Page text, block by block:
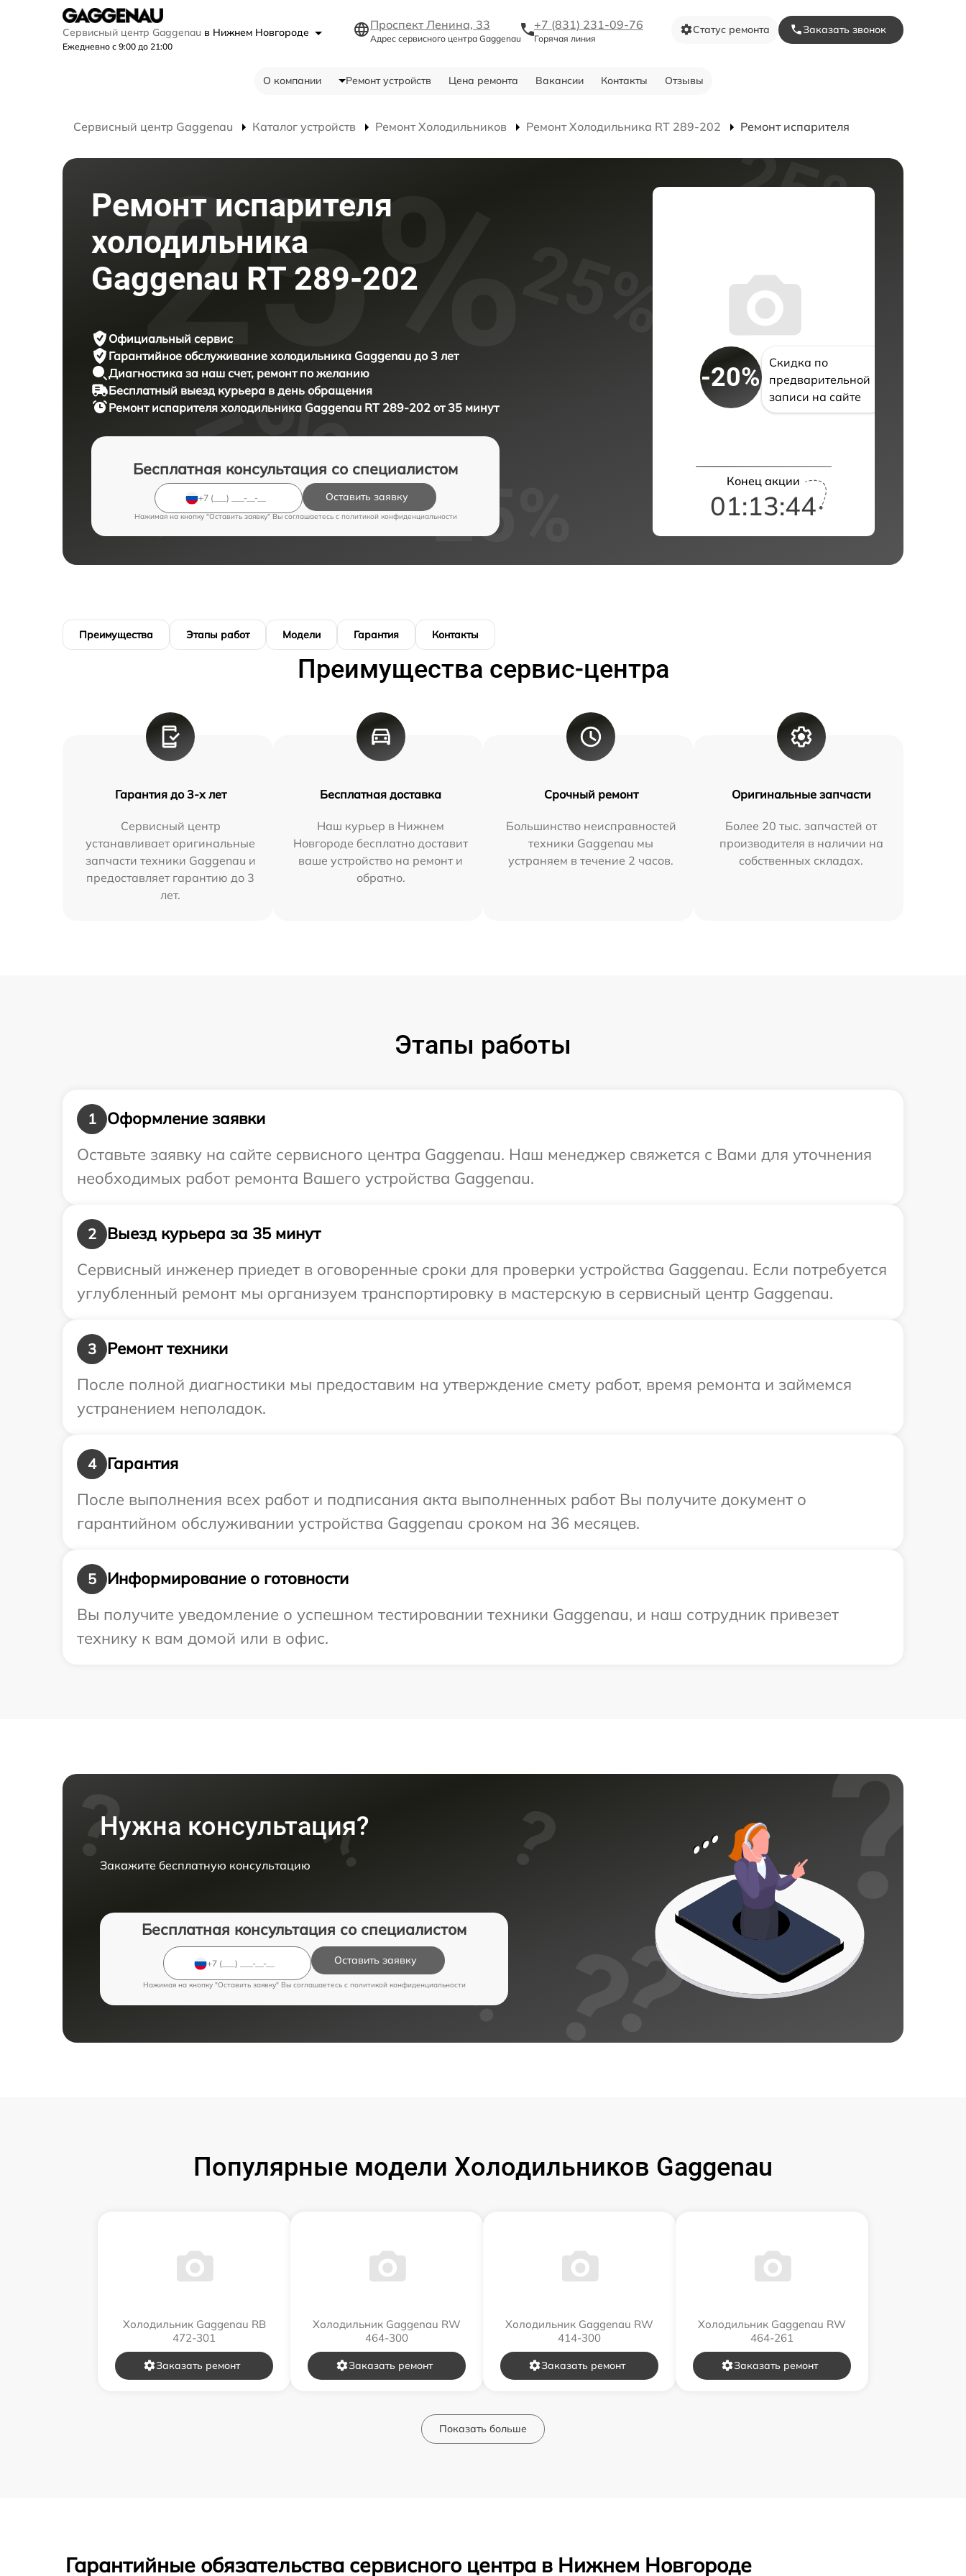
Сервисный центр Gaggenau в Нижнем Новгороде
Ежедневно с 9:00 до 21:00
Проспект Ленина, 33
Адрес сервисного центра Gaggenau
+7 (831) 231-09-76
Горячая линия
Статус ремонта Заказать звонок
О компании Ремонт устройств Цена ремонта Вакансии Контакты Отзывы
Сервисный центр Gaggenau Каталог устройств Ремонт Холодильников Ремонт Холодильника RT 289-202 Ремонт испарителя
Ремонт испарителя
холодильника
Gaggenau RT 289-202
Официальный сервис
Гарантийное обслуживание холодильника Gaggenau до 3 лет
Диагностика за наш счет, ремонт по желанию
Бесплатный выезд курьера в день обращения
Ремонт испарителя холодильника Gaggenau RT 289-202 от 35 минут
Бесплатная консультация со специалистом
Оставить заявку
Нажимая на кнопку "Оставить заявку" Вы соглашаетесь c политикой конфиденциальности
-20%
Скидка по
предварительной
записи на сайте
Конец акции
01:13:42
Преимущества Этапы работ Модели Гарантия Контакты
Преимущества сервис-центра
Гарантия до 3-х лет
Сервисный центр
устанавливает оригинальные
запчасти техники Gaggenau и
предоставляет гарантию до 3
лет.
Бесплатная доставка
Наш курьер в Нижнем
Новгороде бесплатно доставит
ваше устройство на ремонт и
обратно.
Срочный ремонт
Большинство неисправностей
техники Gaggenau мы
устраняем в течение 2 часов.
Оригинальные запчасти
Более 20 тыс. запчастей от
производителя в наличии на
собственных складах.
Этапы работы
1
Оформление заявки
Оставьте заявку на сайте сервисного центра Gaggenau. Наш менеджер свяжется с Вами для уточнения
необходимых работ ремонта Вашего устройства Gaggenau.
2
Выезд курьера за 35 минут
Сервисный инженер приедет в оговоренные сроки для проверки устройства Gaggenau. Если потребуется
углубленный ремонт мы организуем транспортировку в мастерскую в сервисный центр Gaggenau.
3
Ремонт техники
После полной диагностики мы предоставим на утверждение смету работ, время ремонта и займемся
устранением неполадок.
4
Гарантия
После выполнения всех работ и подписания акта выполненных работ Вы получите документ о
гарантийном обслуживании устройства Gaggenau сроком на 36 месяцев.
5
Информирование о готовности
Вы получите уведомление о успешном тестировании техники Gaggenau, и наш сотрудник привезет
технику к вам домой или в офис.
Нужна консультация?
Закажите бесплатную консультацию
Бесплатная консультация со специалистом
Оставить заявку
Нажимая на кнопку "Оставить заявку" Вы соглашаетесь c политикой конфиденциальности
Популярные модели Холодильников Gaggenau
Холодильник Gaggenau RB
472-301
Заказать ремонт
Холодильник Gaggenau RW
464-300
Заказать ремонт
Холодильник Gaggenau RW
414-300
Заказать ремонт
Холодильник Gaggenau RW
464-261
Заказать ремонт
Показать больше
Гарантийные обязательства сервисного центра в Нижнем Новгороде